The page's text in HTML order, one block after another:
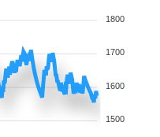
1800
1700
1600
1500